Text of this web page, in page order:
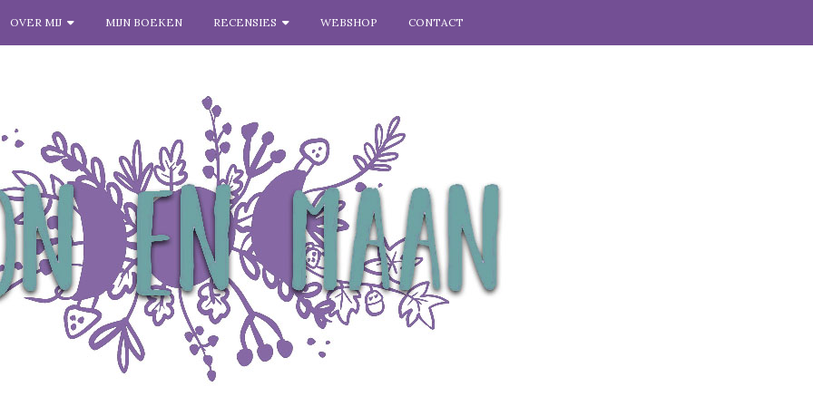
OVER MIJ MIJN BOEKEN RECENSIES WEBSHOP CONTACT